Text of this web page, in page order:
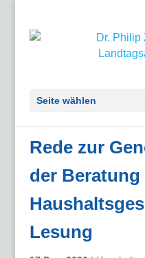
Seite wählen
Rede zur
der Beratung
Lesung